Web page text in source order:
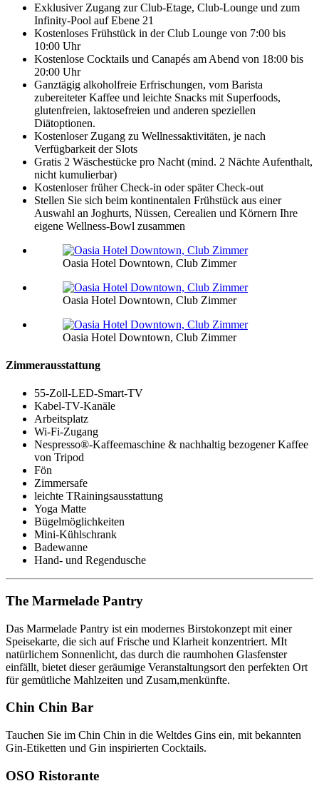
Exklusiver Zugang zur Club-Etage, Club-Lounge und zum
Infinity-Pool auf Ebene 21
Kostenloses Frühstück in der Club Lounge von 7:00 bis
10:00 Uhr
Kostenlose Cocktails und Canapés am Abend von 18:00 bis
20:00 Uhr
Ganztägig alkoholfreie Erfrischungen, vom Barista
zubereiteter Kaffee und leichte Snacks mit Superfoods,
glutenfreien, laktosefreien und anderen speziellen
Diätoptionen.
Kostenloser Zugang zu Wellnessaktivitäten, je nach
Verfügbarkeit der Slots
Gratis 2 Wäschestücke pro Nacht (mind. 2 Nächte Aufenthalt,
nicht kumulierbar)
Kostenloser früher Check-in oder später Check-out
Stellen Sie sich beim kontinentalen Frühstück aus einer
Auswahl an Joghurts, Nüssen, Cerealien und Körnern Ihre
eigene Wellness-Bowl zusammen
Oasia Hotel Downtown, Club Zimmer
Oasia Hotel Downtown, Club Zimmer
Oasia Hotel Downtown, Club Zimmer
Zimmerausstattung
55-Zoll-LED-Smart-TV
Kabel-TV-Kanäle
Arbeitsplatz
Wi-Fi-Zugang
Nespresso®-Kaffeemaschine & nachhaltig bezogener Kaffee
von Tripod
Fön
Zimmersafe
leichte TRainingsausstattung
Yoga Matte
Bügelmöglichkeiten
Mini-Kühlschrank
Badewanne
Hand- und Regendusche
The Marmelade Pantry
Das Marmelade Pantry ist ein modernes Birstokonzept mit einer
Speisekarte, die sich auf Frische und Klarheit konzentriert. MIt
natürlichem Sonnenlicht, das durch die raumhohen Glasfenster
einfällt, bietet dieser geräumige Veranstaltungsort den perfekten Ort
für gemütliche Mahlzeiten und Zusam,menkünfte.
Chin Chin Bar
Tauchen Sie im Chin Chin in die Weltdes Gins ein, mit bekannten
Gin-Etiketten und Gin inspirierten Cocktails.
OSO Ristorante